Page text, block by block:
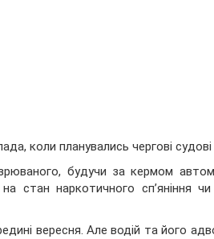
коли планувались чергові судові
будучи за кермом
стан наркотичного сп’яніння
вересня. Але водій та його